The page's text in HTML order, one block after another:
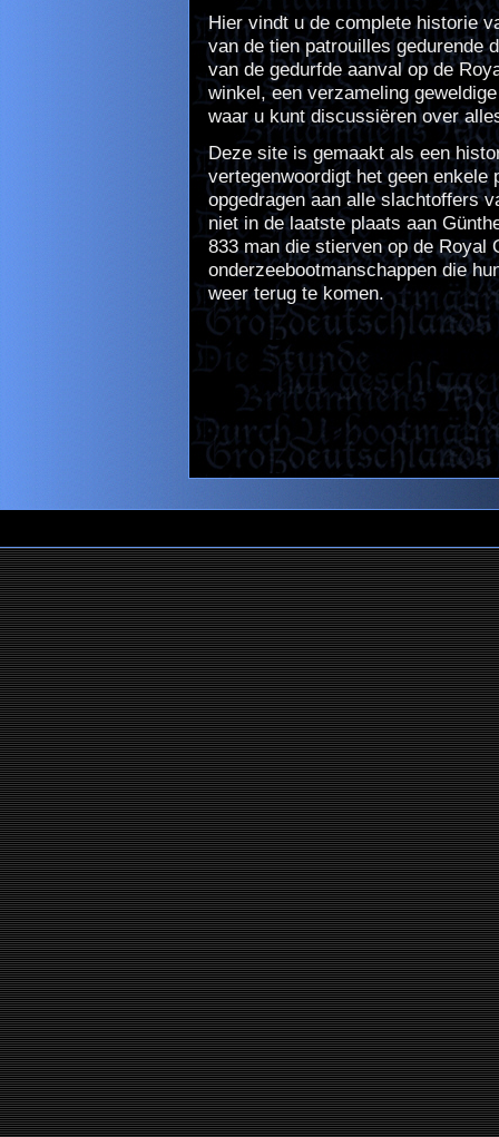
Hier vindt u de complete historie
van de tien patrouilles gedurende
van de gedurfde aanval op de
winkel, een verzameling
waar u kunt discussiëren over
Deze site is gemaakt als een
vertegenwoordigt het geen
opgedragen aan alle slachtoffers
niet in de laatste plaats aan
833 man die stierven op de Royal
onderzeebootmanschappen die
weer terug te komen.